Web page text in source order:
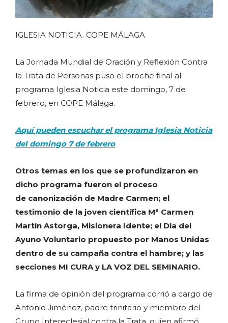
IGLESIA NOTICIA. COPE MÁLAGA
La Jornada Mundial de Oración y Reflexión Contra
la Trata de Personas puso el broche final al
programa Iglesia Noticia este domingo, 7 de
febrero, en COPE Málaga.
Aquí pueden escuchar el programa Iglesia Noticia
del domingo 7 de febrero
Otros temas en los que se profundizaron en
dicho programa fueron el proceso
de canonización de Madre Carmen; el
testimonio de la joven científica Mª Carmen
Martín Astorga, Misionera Idente; el Día del
Ayuno Voluntario propuesto por Manos Unidas
dentro de su campaña contra el hambre; y las
secciones MI CURA y LA VOZ DEL SEMINARIO.
La firma de opinión del programa corrió a cargo de
Antonio Jiménez, padre trinitario y miembro del